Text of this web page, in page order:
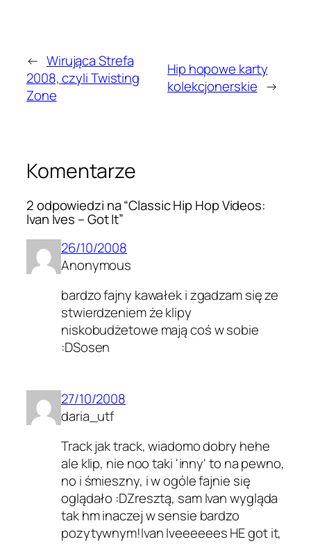
← Wirująca Strefa
2008, czyli Twisting
Zone
Hip hopowe karty
kolekcjonerskie →
Komentarze
2 odpowiedzi na “Classic Hip Hop Videos:
Ivan Ives – Got It”
26/10/2008
Anonymous
bardzo fajny kawałek i zgadzam się ze
stwierdzeniem że klipy
niskobudżetowe mają coś w sobie
:DSosen
27/10/2008
daria_utf
Track jak track, wiadomo dobry hehe
ale klip, nie noo taki 'inny' to na pewno,
no i śmieszny, i w ogóle fajnie się
oglądało :DZresztą, sam Ivan wygląda
tak hm inaczej w sensie bardzo
pozytywnym!Ivan Iveeeeees HE got it,